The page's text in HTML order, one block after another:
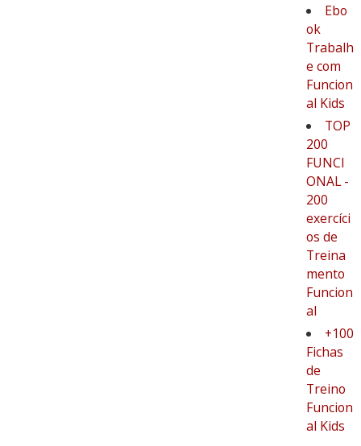
Ebo
ok
Trabalh
e com
Funcion
al Kids
TOP
200
FUNCI
ONAL -
200
exercíci
os de
Treina
mento
Funcion
al
+100
Fichas
de
Treino
Funcion
al Kids